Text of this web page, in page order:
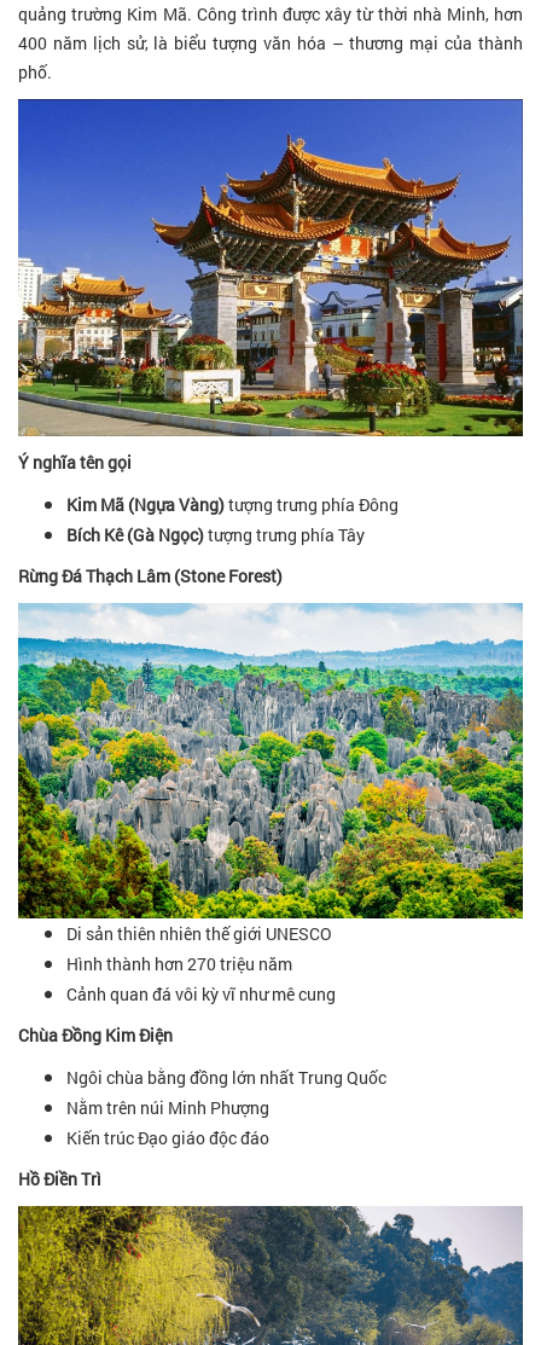
quảng trường Kim Mã. Công trình được xây từ thời nhà Minh, hơn
400 năm lịch sử, là biểu tượng văn hóa – thương mại của thành
phố.
Ý nghĩa tên gọi
Kim Mã (Ngựa Vàng)tượng trưng phía Đông
Bích Kê (Gà Ngọc)tượng trưng phía Tây
Rừng Đá Thạch Lâm (Stone Forest)
Di sản thiên nhiên thế giới UNESCO
Hình thành hơn 270 triệu năm
Cảnh quan đá vôi kỳ vĩ như mê cung
Chùa Đồng Kim Điện
Ngôi chùa bằng đồng lớn nhất Trung Quốc
Nằm trên núi Minh Phượng
Kiến trúc Đạo giáo độc đáo
Hồ Điền Trì